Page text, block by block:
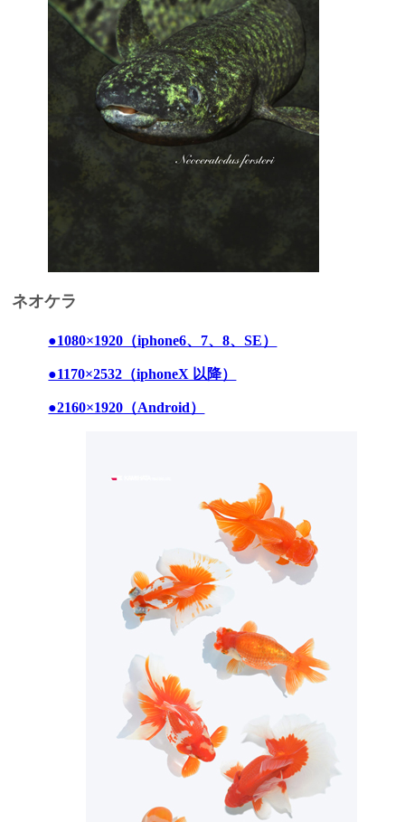
ネオケラ
●1080×1920（iphone6、7、8、SE）
●1170×2532（iphoneX 以降）
●2160×1920（Android）